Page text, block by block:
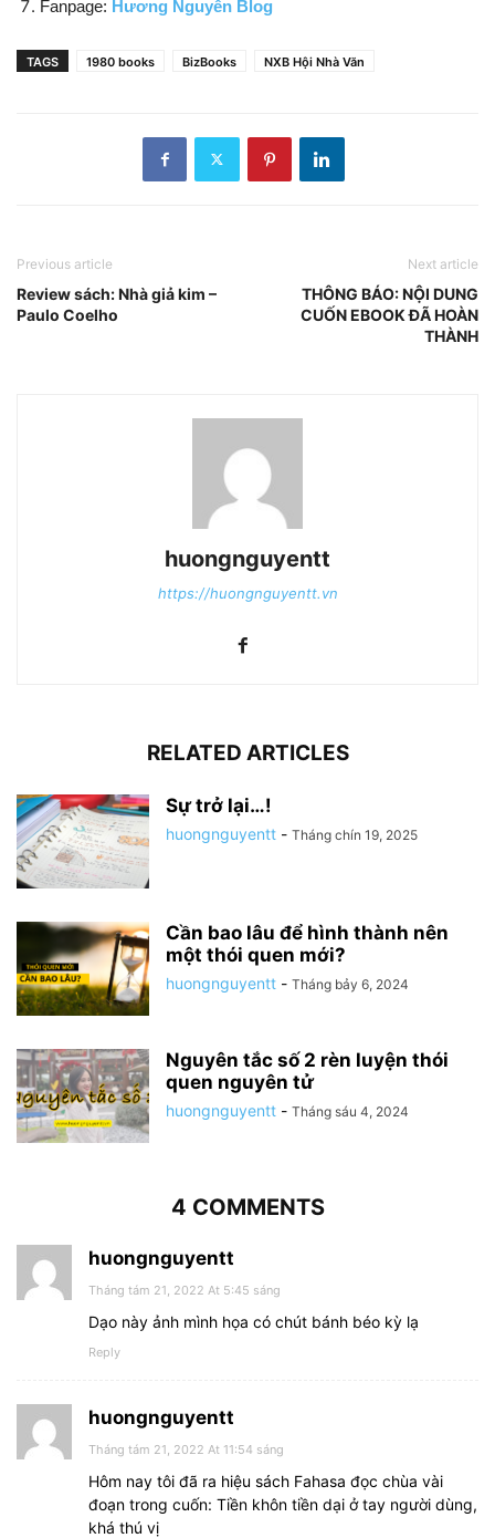
Fanpage: Hương Nguyễn Blog
TAGS 1980 books BizBooks NXB Hội Nhà Văn
Previous article
Review sách: Nhà giả kim –
Paulo Coelho
Next article
THÔNG BÁO: NỘI DUNG
CUỐN EBOOK ĐÃ HOÀN
THÀNH
huongnguyentt
https://huongnguyentt.vn
RELATED ARTICLES
Sự trở lại…!
huongnguyentt - Tháng chín 19, 2025
Cần bao lâu để hình thành nên
một thói quen mới?
huongnguyentt - Tháng bảy 6, 2024
Nguyên tắc số 2 rèn luyện thói
quen nguyên tử
huongnguyentt - Tháng sáu 4, 2024
4 COMMENTS
huongnguyentt
Tháng tám 21, 2022 At 5:45 sáng
Dạo này ảnh mình họa có chút bánh béo kỳ lạ
Reply
huongnguyentt
Tháng tám 21, 2022 At 11:54 sáng
Hôm nay tôi đã ra hiệu sách Fahasa đọc chùa vài
đoạn trong cuốn: Tiền khôn tiền dại ở tay người dùng,
khá thú vị